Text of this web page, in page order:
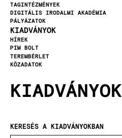
TAGINTÉZMÉNYEK
DIGITÁLIS IRODALMI AKADÉMIA
PÁLYÁZATOK
KIADVÁNYOK
HÍREK
PIM BOLT
TEREMBÉRLET
KÖZADATOK
KIADVÁNYOK
KERESÉS A KIADVÁNYOKBAN